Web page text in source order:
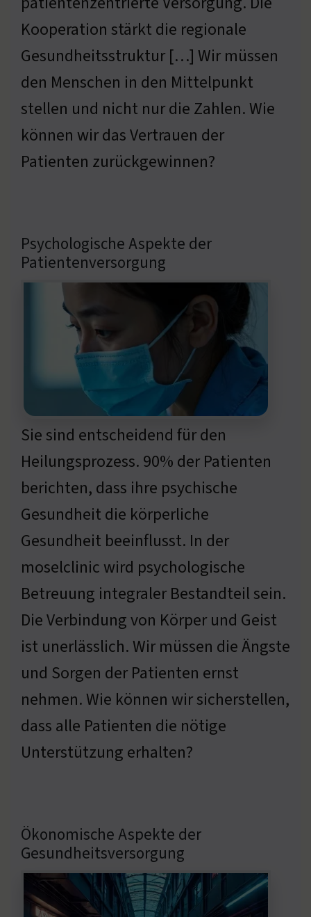
Kooperation stärkt die regionale
Gesundheitsstruktur […] Wir müssen
den Menschen in den Mittelpunkt
stellen und nicht nur die Zahlen. Wie
können wir das Vertrauen der
Patienten zurückgewinnen?
Psychologische Aspekte der
Patientenversorgung
Sie sind entscheidend für den
Heilungsprozess. 90% der Patienten
berichten, dass ihre psychische
Gesundheit die körperliche
Gesundheit beeinflusst. In der
moselclinic wird psychologische
Betreuung integraler Bestandteil sein.
Die Verbindung von Körper und Geist
ist unerlässlich. Wir müssen die Ängste
und Sorgen der Patienten ernst
nehmen. Wie können wir sicherstellen,
dass alle Patienten die nötige
Unterstützung erhalten?
Ökonomische Aspekte der
Gesundheitsversorgung